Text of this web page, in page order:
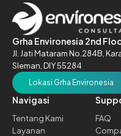
Grha Environesia 2nd
Jl. Jati Mataram No.284B,
Sleman, DIY 55284
Lokasi Grha Environesia
Navigasi
Tentang Kami
Layanan
FAQ